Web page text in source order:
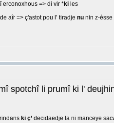
erconoxhous => di vir *ki les
aîr => ç'astot pou l’ tiradje nu nin z-èsse
spotchî li prumî ki l'
ki ç’ decidaedje la ni manceye